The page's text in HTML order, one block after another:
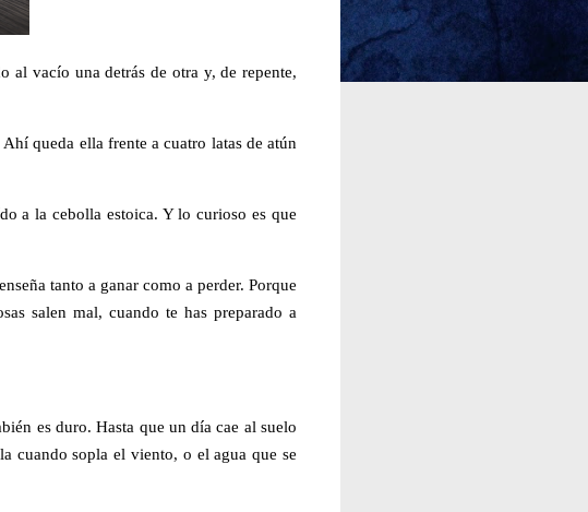
al vacío una detrás de otra y, de repente,
queda ella frente a cuatro latas de atún
a la cebolla estoica. Y lo curioso es que
tanto a ganar como a perder. Porque
salen mal, cuando te has preparado a
es duro. Hasta que un día cae al suelo
cuando sopla el viento, o el agua que se